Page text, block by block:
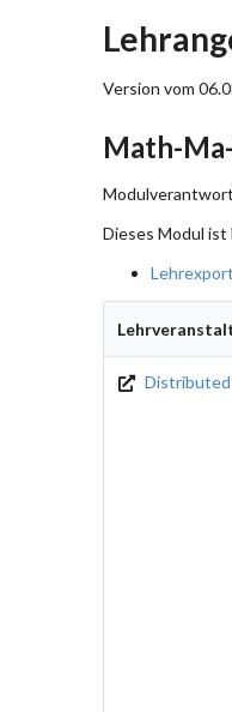
Version vom
Math-
Dieses Modul
Lehrexport
Distributed